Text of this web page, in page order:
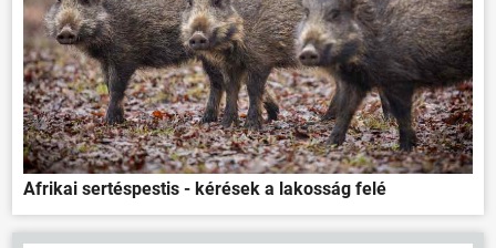
Afrikai sertéspestis - kérések a lakosság felé